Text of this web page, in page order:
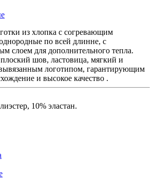
из хлопка с согревающим
по всей длинне, с
слоем для дополнительного тепла.
шов, ластовица, мягкий и
логотипом, гарантирующим
и высокое качество .
10% эластан.